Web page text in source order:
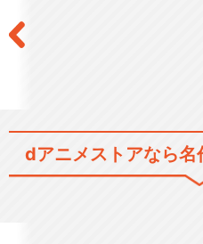
dアニメストアなら名